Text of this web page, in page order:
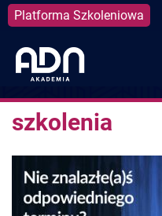
Platforma Szkoleniowa
content
szkolenia